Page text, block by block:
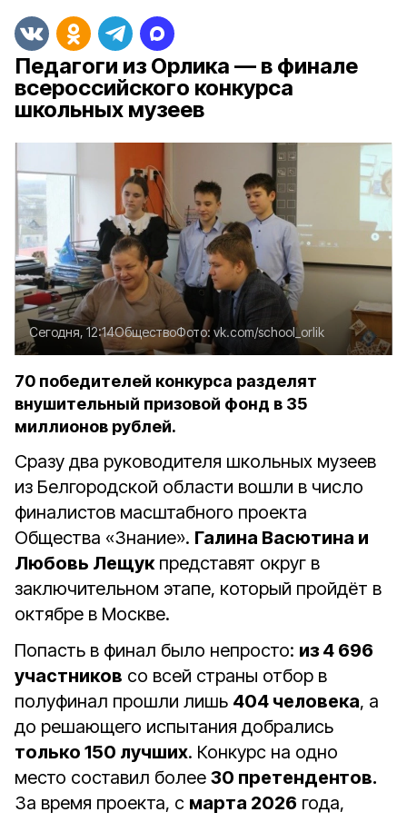
Педагоги из Орлика — в финале
всероссийского конкурса
школьных музеев
Сегодня, 12:14ОбществоФото:vk.com/school_orlik
70 победителей конкурса разделят
внушительный призовой фонд в 35
миллионов рублей.
Сразу два руководителя школьных музеев
из Белгородской области вошли в число
финалистов масштабного проекта
Общества «Знание». Галина Васютина и
Любовь Лещукпредставят округ в
заключительном этапе, который пройдёт в
октябре в Москве.
Попасть в финал было непросто: из 4 696
участников со всей страны отбор в
полуфинал прошли лишь 404 человека, а
до решающего испытания добрались
только 150 лучших. Конкурс на одно
место составил более 30 претендентов.
За время проекта, с марта 2026 года,